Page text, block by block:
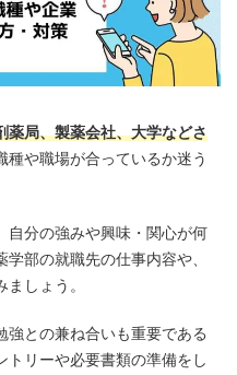
薬局、製薬会社、大学などさ
種や職場が合っているか迷う
自分の強みや興味・関心が何
部の就職先の仕事内容や、
しょう。
との兼ね合いも重要である
トリーや必要書類の準備をし